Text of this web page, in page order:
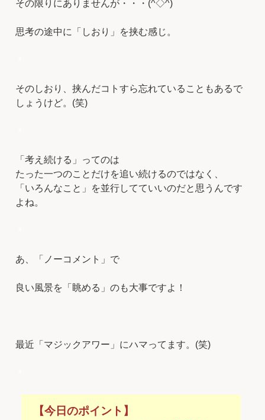
その限りにありませんが・・・(^◇^)
思考の途中に「しおり」を挟む感じ。
そのしおり、挟んだコトすら忘れていることもあるで
しょうけど。(笑)
「考え続ける」ってのは
たった一つのことだけを追い続けるのではなく、
「いろんなこと」を並行してていいのだと思うんです
よね。
あ、「ノーコメント」で
良い風景を「眺める」のも大事ですよ！
最近「マジックアワー」にハマってます。(笑)
【今日のポイント】